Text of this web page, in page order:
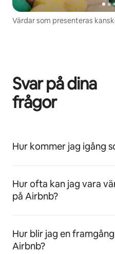
Värdar som presenteras
Svar på dina
frågor
Hur kommer jag igång
Hur ofta kan jag vara
på Airbnb?
Hur blir jag en
Airbnb?